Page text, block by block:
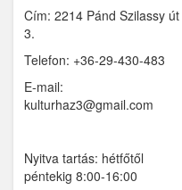
Iklad
Ipolydamásd
Ipolytölgyes
Kemence
Cím: 2214 Pánd Szilassy út
3.
Telefon: +36-29-430-483
E-mail:
kulturhaz3@gmail.com
Nyitva tartás: hétfőtől
péntekig 8:00-16:00